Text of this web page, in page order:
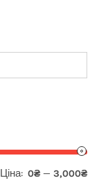
Ціна: 0₴ — 3,000₴